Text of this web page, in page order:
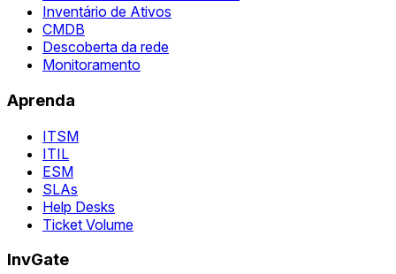
Inventário de Ativos
CMDB
Descoberta da rede
Monitoramento
Aprenda
ITSM
ITIL
ESM
SLAs
Help Desks
Ticket Volume
InvGate